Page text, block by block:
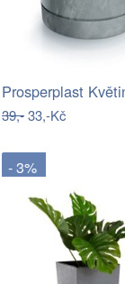
39,-33,-Kč
- 3%